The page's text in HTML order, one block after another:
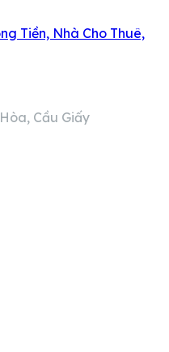
Cầu Giấy